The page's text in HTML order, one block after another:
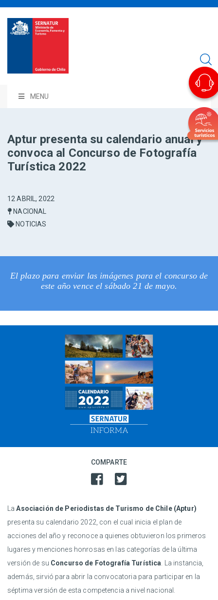
MENU
Aptur presenta su calendario anual y
convoca al Concurso de Fotografía
Turística 2022
12 ABRIL, 2022
NACIONAL
NOTICIAS
El plazo para enviar las imágenes para el concurso de
este año vence el sábado 21 de mayo.
COMPARTE
LaAsociación de Periodistas de Turismo de Chile (Aptur)
presenta su calendario 2022, con el cual inicia el plan de
acciones del año y reconoce a quienes obtuvieron los primeros
lugares y menciones honrosas en las categorías de la última
versión de su Concurso de Fotografía Turística . La instancia,
además, sirvió para abrir la convocatoria para participar en la
séptima versión de esta competencia a nivel nacional.